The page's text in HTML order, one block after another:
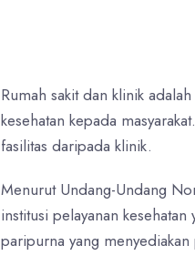
Rumah sakit dan klinik
kesehatan kepada
fasilitas daripada klinik.
Menurut Undang-Undang
institusi pelayanan
paripurna yang